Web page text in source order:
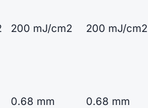
200 mJ/cm2 200 mJ/cm2
0.68 mm 0.68 mm